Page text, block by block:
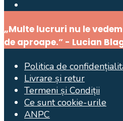
Window
„Multe lucruri nu le
de aproape.” - Lucian
Politica de
Livrare și retur
Termeni și Condiții
Ce sunt cookie-urile
ANPC